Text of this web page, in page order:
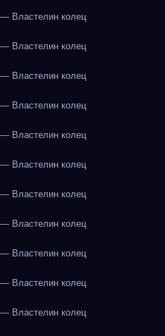
Властелин колец
Властелин колец
Властелин колец
Властелин колец
Властелин колец
Властелин колец
Властелин колец
Властелин колец
Властелин колец
Властелин колец
Властелин колец